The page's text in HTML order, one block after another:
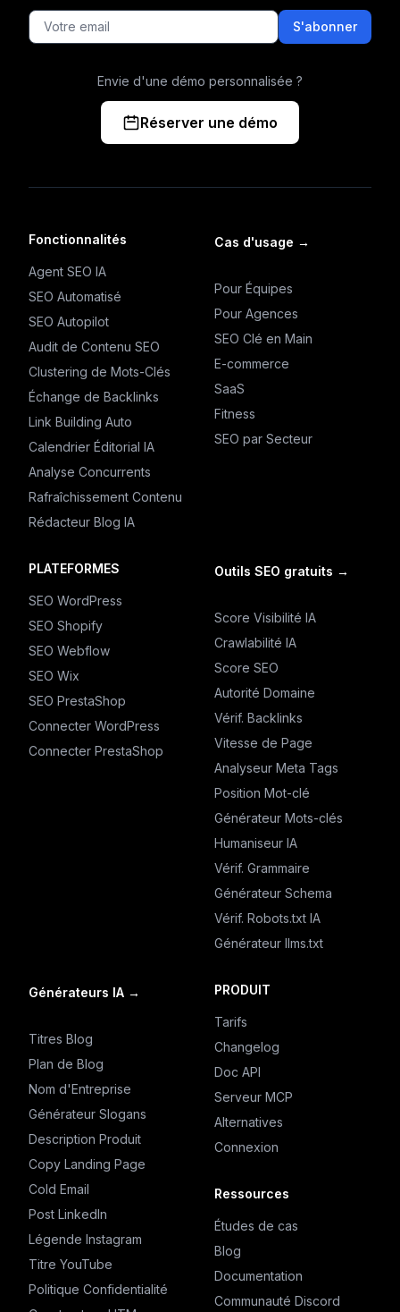
S'abonner
Envie d'une démo personnalisée ?
Réserver une démo
Fonctionnalités
Agent SEO IA
SEO Automatisé
SEO Autopilot
Audit de Contenu SEO
Clustering de Mots-Clés
Échange de Backlinks
Link Building Auto
Calendrier Éditorial IA
Analyse Concurrents
Rafraîchissement Contenu
Rédacteur Blog IA
Cas d'usage →
Pour Équipes
Pour Agences
SEO Clé en Main
E-commerce
SaaS
Fitness
SEO par Secteur
PLATEFORMES
SEO WordPress
SEO Shopify
SEO Webflow
SEO Wix
SEO PrestaShop
Connecter WordPress
Connecter PrestaShop
Outils SEO gratuits →
Score Visibilité IA
Crawlabilité IA
Score SEO
Autorité Domaine
Vérif. Backlinks
Vitesse de Page
Analyseur Meta Tags
Position Mot-clé
Générateur Mots-clés
Humaniseur IA
Vérif. Grammaire
Générateur Schema
Vérif. Robots.txt IA
Générateur llms.txt
Générateurs IA →
Titres Blog
Plan de Blog
Nom d'Entreprise
Générateur Slogans
Description Produit
Copy Landing Page
Cold Email
Post LinkedIn
Légende Instagram
Titre YouTube
Politique Confidentialité
PRODUIT
Tarifs
Changelog
Doc API
Serveur MCP
Alternatives
Connexion
Ressources
Études de cas
Blog
Documentation
Communauté Discord